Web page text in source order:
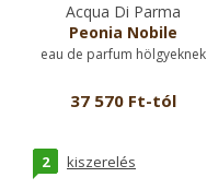
Acqua Di Parma
Peonia Nobile
eau de parfum hölgyeknek
37 570 Ft-tól
2 kiszerelés